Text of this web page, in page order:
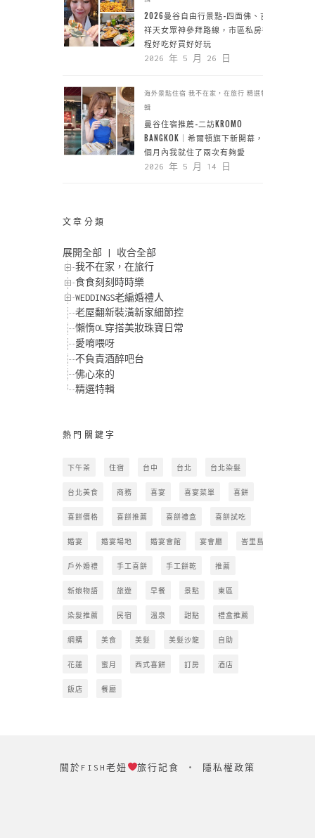
2026曼谷自由行景點-四面佛、吉
祥天女眾神參拜路線，市區私房行
程好吃好買好好玩
2026 年 5 月 26 日
海外景點住宿 我不在家，在旅行 精選特
輯
曼谷住宿推薦-二訪KROMO
BANGKOK｜希爾頓旗下新開幕，一
個月內我就住了兩次有夠愛
2026 年 5 月 14 日
文章分類
展開全部
收合全部
我不在家，在旅行
食食刻刻時時樂
WEDDINGS老編婚禮人
老屋翻新裝潢新家細節控
懶惰OL穿搭美妝珠寶日常
愛唷喂呀
不負責酒醉吧台
佛心來的
精選特輯
熱門關鍵字
下午茶 住宿 台中 台北 台北染髮
台北美食 商務 喜宴 喜宴菜單 喜餅
喜餅價格 喜餅推薦 喜餅禮盒 喜餅試吃
婚宴 婚宴場地 婚宴會館 宴會廳 峇里島
戶外婚禮 手工喜餅 手工餅乾 推薦
新娘物語 旅遊 早餐 景點 東區
染髮推薦 民宿 溫泉 甜點 禮盒推薦
網購 美食 美髮 美髮沙龍 自助
花蓮 蜜月 西式喜餅 訂房 酒店
飯店 餐廳
關於FISH老妞 旅行記食 ‧ 隱私權政策